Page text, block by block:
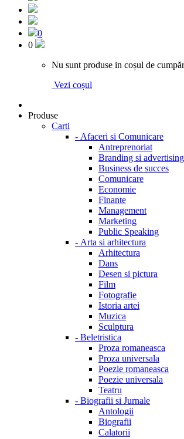
0
0
Nu sunt produse in coșul de
Vezi coșul
Produse
Carti
- Afaceri si Comunicare
Antreprenoriat
Branding si advertising
Business de succes
Comunicare
Economie
Finante
Management
Marketing
Public Speaking
- Arta si arhitectura
Arhitectura
Dans
Desen si pictura
Film
Fotografie
Istoria artei
Muzica
Sculptura
- Beletristica
Proza romaneasca
Proza universala
Poezie romaneasca
Poezie universala
Teatru
- Biografii si Jurnale
Antologii
Biografii
Calatorii